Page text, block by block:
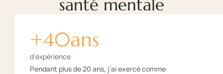
santé mentale
d'éxpérience
+40ans
Pendant plus de 20 ans, j’ai exercé comme